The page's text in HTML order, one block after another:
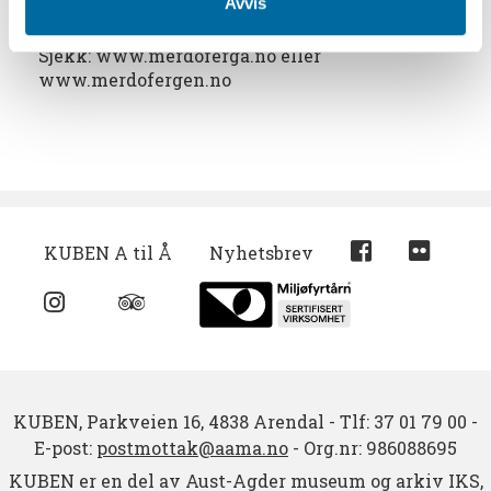
Det går rutebåt til Merdø om sommeren, fra
Pollen i Arendal.
Sjekk: www.merdoferga.no eller
www.merdofergen.no
KUBEN A til Å Nyhetsbrev
KUBEN, Parkveien 16, 4838 Arendal - Tlf: 37 01 79 00 -
E-post: postmottak@aama.no - Org.nr: 986088695
KUBEN er en del av Aust-Agder museum og arkiv IKS,